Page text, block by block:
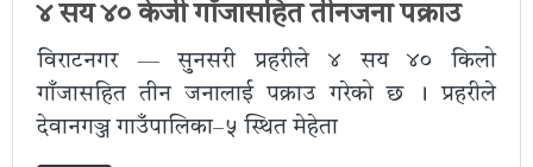
४ सय ४० केजी गाँजासहित तीनजना पक्राउ
विराटनगर — सुनसरी प्रहरीले ४ सय ४० किलो
गाँजासहित तीन जनालाई पक्राउ गरेको छ । प्रहरीले
देवानगञ्ज गाउँपालिका–५ स्थित मेहेता